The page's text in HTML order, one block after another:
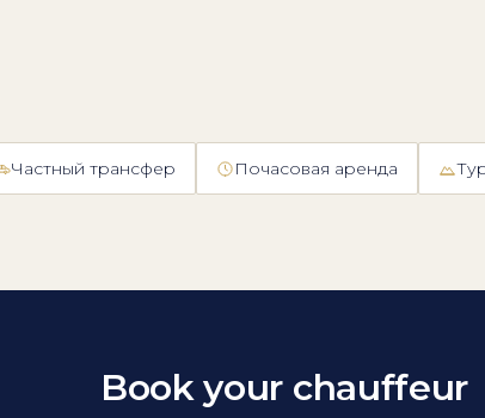
Частный трансфер Почасовая аренда
Book your chauffeur